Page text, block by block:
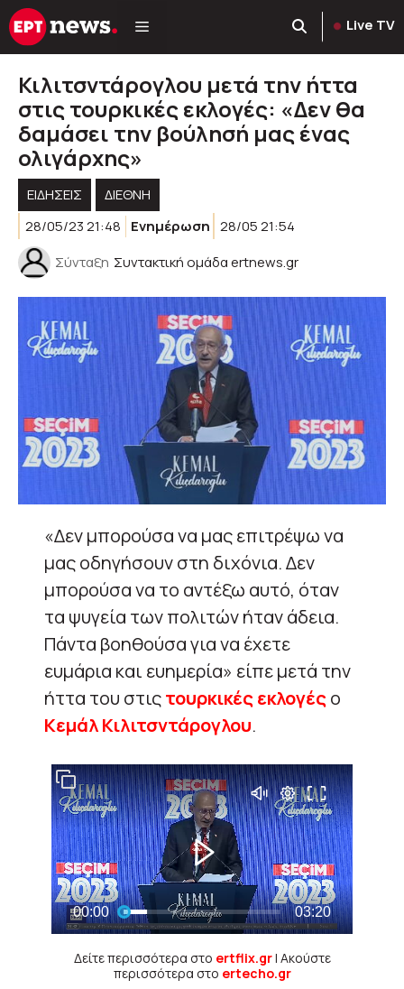
Μετάβαση
σε
Live TV
Κιλιτσντάρογλου μετά την ήττα
στις τουρκικές εκλογές: «Δεν θα
δαμάσει την βούλησή μας ένας
ολιγάρχης»
ΕΙΔΗΣΕΙΣ
ΔΙΕΘΝΗ
28/05/23 21:48
Ενημέρωση 28/05 21:54
Σύνταξη Συντακτική ομάδα ertnews.gr
«Δεν μπορούσα να μας επιτρέψω να
μας οδηγήσουν στη διχόνια. Δεν
μπορούσα να το αντέξω αυτό, όταν
τα ψυγεία των πολιτών ήταν άδεια.
Πάντα βοηθούσα για να έχετε
ευμάρια και ευημερία» είπε μετά την
ήττα του στιςτουρκικές εκλογέςο
Κεμάλ Κιλιτσντάρογλου.
Δείτε περισσότερα στο ertflix.gr| Ακούστε
περισσότερα στο ertecho.gr